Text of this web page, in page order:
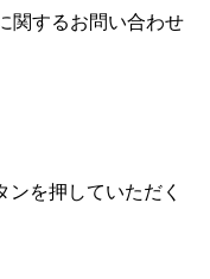
関するお問い合わせ
を押していただく